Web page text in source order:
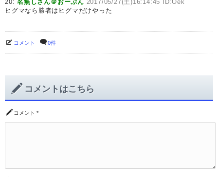
20:名無しさん＠おーぷん 2017/05/27(土)16:14:45 ID:Oek
ヒグマなら勝者はヒグマだけやった
コメント 0件
コメントはこちら
コメント *